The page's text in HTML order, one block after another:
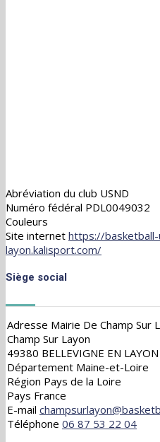
Abréviation du club USND
Numéro fédéral PDL0049032
Couleurs
Site internet https://
layon.kalisport.com/
Siège social
Adresse Mairie De Champ Sur
Champ Sur Layon
49380 BELLEVIGNE EN LAYON
Département Maine-et-Loire
Région Pays de la Loire
Pays France
E-mail
Téléphone 06 87 53 22 04